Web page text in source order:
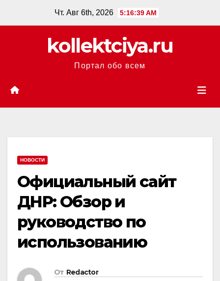
Чт. Авг 6th, 2026 5:16:40 AM
kollektciya.ru
Портал обо всем
НОВОСТИ
Официальный сайт
ДНР: Обзор и
руководство по
использованию
От Redactor